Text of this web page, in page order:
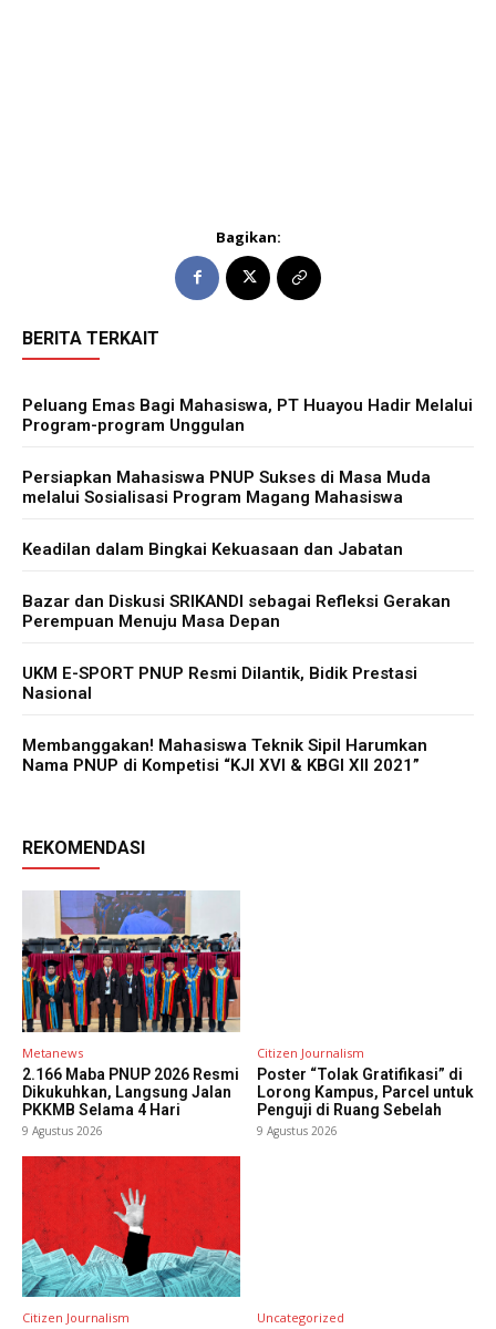
Bagikan:
BERITA TERKAIT
Peluang Emas Bagi Mahasiswa, PT Huayou Hadir Melalui
Program-program Unggulan
Persiapkan Mahasiswa PNUP Sukses di Masa Muda
melalui Sosialisasi Program Magang Mahasiswa
Keadilan dalam Bingkai Kekuasaan dan Jabatan
Bazar dan Diskusi SRIKANDI sebagai Refleksi Gerakan
Perempuan Menuju Masa Depan
UKM E-SPORT PNUP Resmi Dilantik, Bidik Prestasi
Nasional
Membanggakan! Mahasiswa Teknik Sipil Harumkan
Nama PNUP di Kompetisi “KJI XVI & KBGI XII 2021”
REKOMENDASI
Metanews
2.166 Maba PNUP 2026 Resmi
Dikukuhkan, Langsung Jalan
PKKMB Selama 4 Hari
9 Agustus 2026
Citizen Journalism
Poster “Tolak Gratifikasi” di
Lorong Kampus, Parcel untuk
Penguji di Ruang Sebelah
9 Agustus 2026
Citizen Journalism Uncategorized